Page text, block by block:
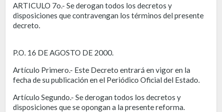
ARTICULO 7o.- Se derogan todos los decretos y
disposiciones que contravengan los términos del presente
decreto.
P.O. 16 DE AGOSTO DE 2000.
Artículo Primero.- Este Decreto entrará en vigor en la
fecha de su publicación en el Periódico Oficial del Estado.
Artículo Segundo.- Se derogan todos los decretos y
disposiciones que se opongan a la presente reforma.